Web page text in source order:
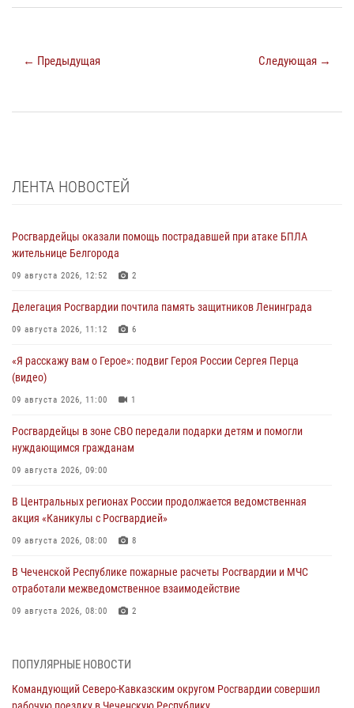
← Предыдущая Следующая →
ЛЕНТА НОВОСТЕЙ
Росгвардейцы оказали помощь пострадавшей при атаке БПЛА
жительнице Белгорода
09 августа 2026, 12:52 2
Делегация Росгвардии почтила память защитников Ленинграда
09 августа 2026, 11:12 6
«Я расскажу вам о Герое»: подвиг Героя России Сергея Перца
(видео)
09 августа 2026, 11:00 1
Росгвардейцы в зоне СВО передали подарки детям и помогли
нуждающимся гражданам
09 августа 2026, 09:00
В Центральных регионах России продолжается ведомственная
акция «Каникулы с Росгвардией»
09 августа 2026, 08:00 8
В Чеченской Республике пожарные расчеты Росгвардии и МЧС
отработали межведомственное взаимодействие
09 августа 2026, 08:00 2
определили на Кубани
ПОПУЛЯРНЫЕ НОВОСТИ
Командующий Северо-Кавказским округом Росгвардии совершил
рабочую поездку в Чеченскую Республику